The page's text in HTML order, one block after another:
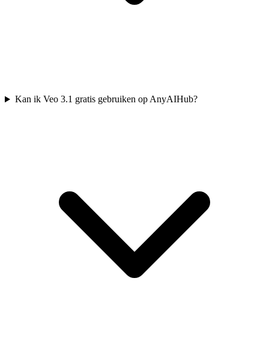
Kan ik Veo 3.1 gratis gebruiken op AnyAIHub?